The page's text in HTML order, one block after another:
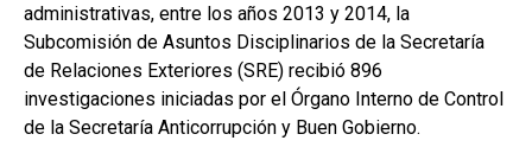
administrativas, entre los años 2013 y 2014, la
Subcomisión de Asuntos Disciplinarios de la Secretaría
de Relaciones Exteriores (SRE) recibió 896
investigaciones iniciadas por el Órgano Interno de Control
de la Secretaría Anticorrupción y Buen Gobierno.